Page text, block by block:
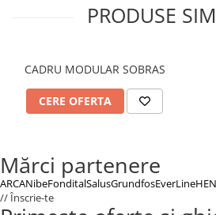
Tratament: galvanizare +
galvanizat
Grosime standard panou: 50
mm sau 100 mm)
Proprietăți: rezistență la foc,
absorbție fonică
Durabilitate modul complet:
PRODUSE
CADRU MODULAR SOBRAS
CERE OFERTA
Mărci partenere
ARCANibeFonditalSalusGrundfosEverLine
// Înscrie-te